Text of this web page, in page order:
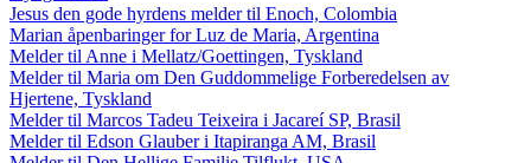
Jesus den gode hyrdens melder til Enoch, Colombia
Marian åpenbaringer for Luz de Maria, Argentina
Melder til Anne i Mellatz/Goettingen, Tyskland
Melder til Maria om Den Guddommelige Forberedelsen av
Hjertene, Tyskland
Melder til Marcos Tadeu Teixeira i Jacareí SP, Brasil
Melder til Edson Glauber i Itapiranga AM, Brasil